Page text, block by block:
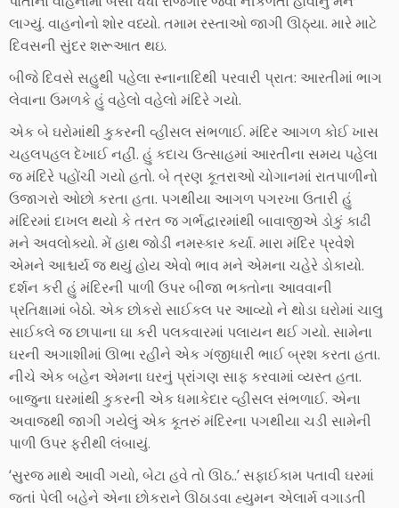
લાગ્યું. વાહનોનો શોર વધ્યો. તમામ રસ્તાઓ જાગી ઊઠ્યા. મારે માટે
દિવસની સુંદર શરૂઆત થઇ.
બીજે દિવસે સહુથી પહેલા સ્નાનાદિથી પરવારી પ્રાત: આરતીમાં ભાગ
લેવાના ઉમળકે હું વહેલો વહેલો મંદિરે ગયો.
એક બે ઘરોમાંથી કુકરની વ્હીસલ સંભળાઈ. મંદિર આગળ કોઈ ખાસ
ચહલપહલ દેખાઈ નહીં. હું કદાચ ઉત્સાહમાં આરતીના સમય પહેલા
જ મંદિરે પહોંચી ગયો હતો. બે ત્રણ કૂતરાઓ ચોગાનમાં રાતપાળીનો
ઉજાગરો ઓછો કરતા હતા. પગથીયા આગળ પગરખા ઉતારી હું
મંદિરમાં દાખલ થયો કે તરત જ ગર્ભદ્વારમાંથી બાવાજીએ ડોકું કાઢી
મને અવલોક્યો. મેં હાથ જોડી નમસ્કાર કર્યા. મારા મંદિર પ્રવેશે
એમને આશ્ચર્ય જ થયું હોય એવો ભાવ મને એમના ચહેરે ડોકાયો.
દર્શન કરી હું મંદિરની પાળી ઉપર બીજા ભક્તોના આવવાની
પ્રતિક્ષામાં બેઠો. એક છોકરો સાઈકલ પર આવ્યો ને થોડા ઘરોમાં ચાલુ
સાઈકલે જ છાપાના ઘા કરી પલકવારમાં પલાયન થઈ ગયો. સામેના
ઘરની અગાશીમાં ઊભા રહીને એક ગંજીધારી ભાઈ બ્રશ કરતા હતા.
નીચે એક બહેન એમના ઘરનું પ્રાંગણ સાફ કરવામાં વ્યસ્ત હતા.
બાજુના ઘરમાંથી કુકરની એક ધમાકેદાર વ્હીસલ સંભળાઈ. એના
અવાજથી જાગી ગયેલું એક કૂતરું મંદિરના પગથીયા ચડી સામેની
પાળી ઉપર ફરીથી લંબાયું.
‘સુરજ માથે આવી ગયો, બેટા હવે તો ઊઠ..’ સફાઈકામ પતાવી ઘરમાં
જતાં પેલી બહેને એના છોકરાને ઊઠાડવા હ્યુમન એલાર્મ વગાડતી